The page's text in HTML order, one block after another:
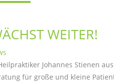
WEITER!
Johannes Stienen
für große und kleine